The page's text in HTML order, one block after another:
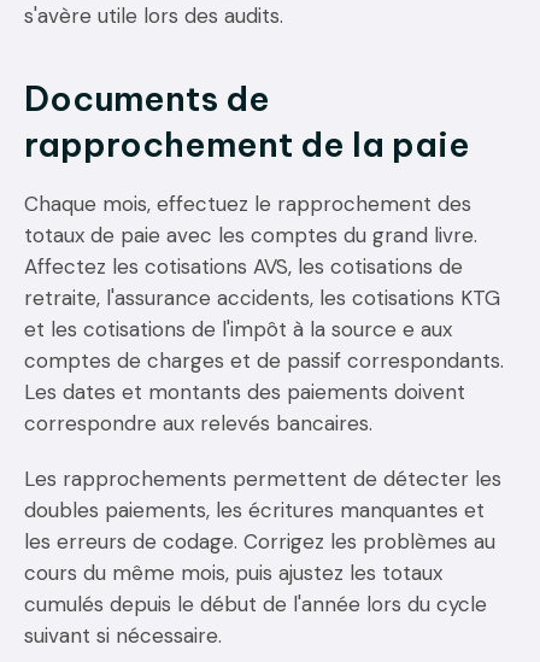
s'avère utile lors des audits.
Documents de
rapprochement de la paie
Chaque mois, effectuez le rapprochement des
totaux de paie avec les comptes du grand livre.
Affectez les cotisations AVS, les cotisations de
retraite, l'assurance accidents, les cotisations KTG
et les cotisations de l'impôt à la source e aux
comptes de charges et de passif correspondants.
Les dates et montants des paiements doivent
correspondre aux relevés bancaires.
Les rapprochements permettent de détecter les
doubles paiements, les écritures manquantes et
les erreurs de codage. Corrigez les problèmes au
cours du même mois, puis ajustez les totaux
cumulés depuis le début de l'année lors du cycle
suivant si nécessaire.